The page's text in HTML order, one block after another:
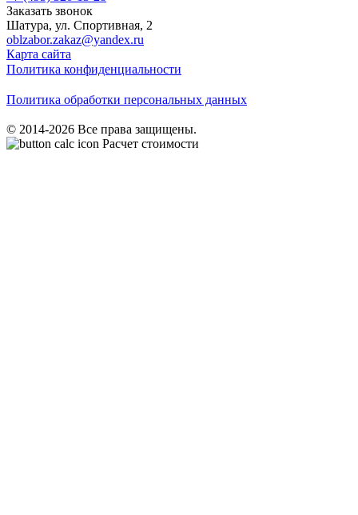
Заказать звонок
Шатура, ул. Спортивная, 2
oblzabor.zakaz@yandex.ru
Карта сайта
Политика конфиденциальности
Политика обработки персональных данных
© 2014-2026 Все права защищены.
Расчет стоимости